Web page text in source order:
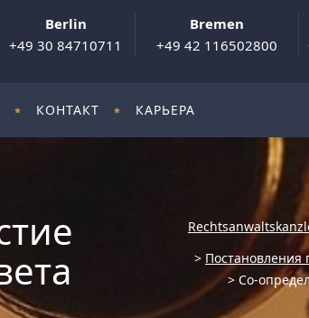
Berlin
+49 30 84710711
Bremen
+49 42 116502800
КОНТАКТ КАРЬЕРА
> Постановления
> Со-